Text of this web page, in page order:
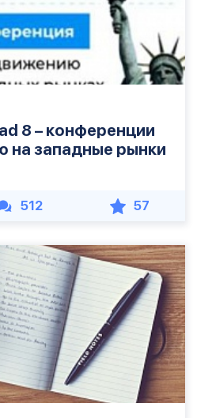
8 – конференции
на западные рынки
512 57